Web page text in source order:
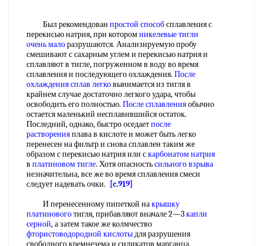
Был рекомендован простой способсплавления с
перекисью натрия, при которомникелевые тигли
очень малоразрушаются. Анализируемую пробу
смешивают с сахарным углем и перекисью натрия и
сплавляют в тигле, погруженном в воду во время
сплавления и последующего охлаждения. После
охлаждениясплав легковынимается из тигля в
крайнем случае достаточно легкого удара, чтобы
освободить его полностью. После сплавленияобычно
остается маленький несплавившийся остаток.
Последний, однако, быстро оседаетпосле
растворенияплава в кислоте и может быть легко
перенесен на фильтр и снова сплавлен таким же
образом с перекисью натрия или скарбонатом натрия
в платиновом тигле. Хотя опасностьсильного взрыва
незначительна, все же во время сплавления смеси
следует надевать очки.
[c.919]
И перенесенному пипеткой накрышку
платиновоготигля, прибавляют вначале 2—3капли
серной, а затем такое же колмчество
фтористоводородной кислотыдля разрушения
свободного кремнезема и силикатов марганца,